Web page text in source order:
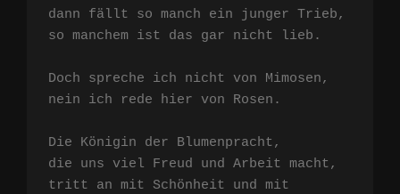
dann fällt so manch ein junger Trieb,
so manchem ist das gar nicht lieb.
Doch spreche ich nicht von Mimosen,
nein ich rede hier von Rosen.
Die Königin der Blumenpracht,
die uns viel Freud und Arbeit macht,
tritt an mit Schönheit und mit